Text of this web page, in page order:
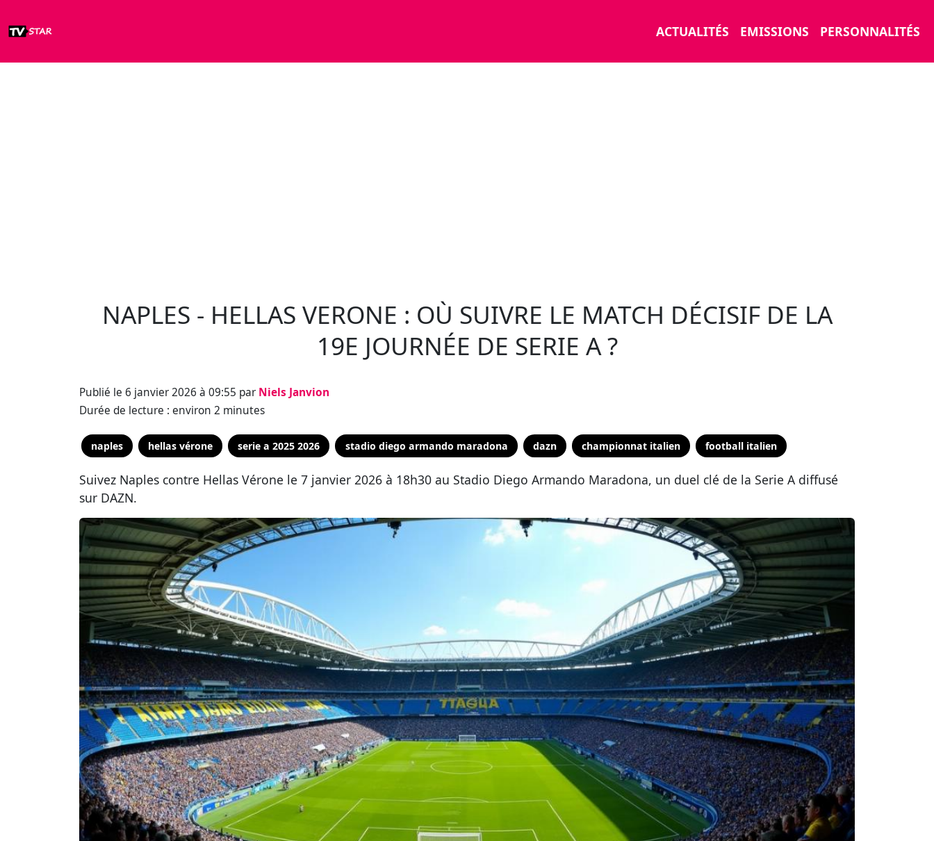
ACTUALITÉS EMISSIONS PERSONNALITÉS
NAPLES - HELLAS VERONE : OÙ SUIVRE LE MATCH DÉCISIF DE LA
19E JOURNÉE DE SERIE A ?
Publié le 6 janvier 2026 à 09:55 par Niels Janvion
Durée de lecture : environ 2 minutes
naples hellas vérone serie a 2025 2026 stadio diego armando maradona dazn championnat italien football italien
Suivez Naples contre Hellas Vérone le 7 janvier 2026 à 18h30 au Stadio Diego Armando Maradona, un duel clé de la Serie A diffusé
sur DAZN.